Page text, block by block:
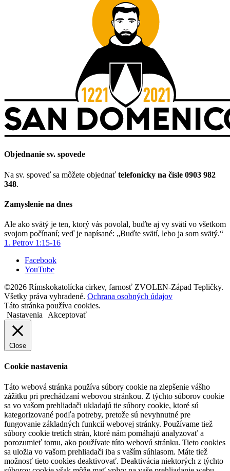
Objednanie sv. spovede
Na sv. spoveď sa môžete objednať telefonicky na čísle 0903 982
348.
Zamyslenie na dnes
Ale ako svätý je ten, ktorý vás povolal, buďte aj vy svätí vo všetkom
svojom počínaní; veď je napísané: „Buďte svätí, lebo ja som svätý.“
1. Petrov 1:15-16
Facebook
YouTube
©2026 Rímskokatolícka cirkev, farnosť ZVOLEN-Západ Tepličky.
Všetky práva vyhradené. Ochrana osobných údajov
Táto stránka používa cookies.
Nastavenia
Akceptovať
Close
Cookie nastavenia
Táto webová stránka používa súbory cookie na zlepšenie vášho
zážitku pri prechádzaní webovou stránkou. Z týchto súborov cookie
sa vo vašom prehliadači ukladajú tie súbory cookie, ktoré sú
kategorizované podľa potreby, pretože sú nevyhnutné pre
fungovanie základných funkcií webovej stránky. Používame tiež
súbory cookie tretích strán, ktoré nám pomáhajú analyzovať a
porozumieť tomu, ako používate túto webovú stránku. Tieto cookies
sa uložia vo vašom prehliadači iba s vaším súhlasom. Máte tiež
možnosť tieto cookies deaktivovať. Deaktivácia niektorých z týchto